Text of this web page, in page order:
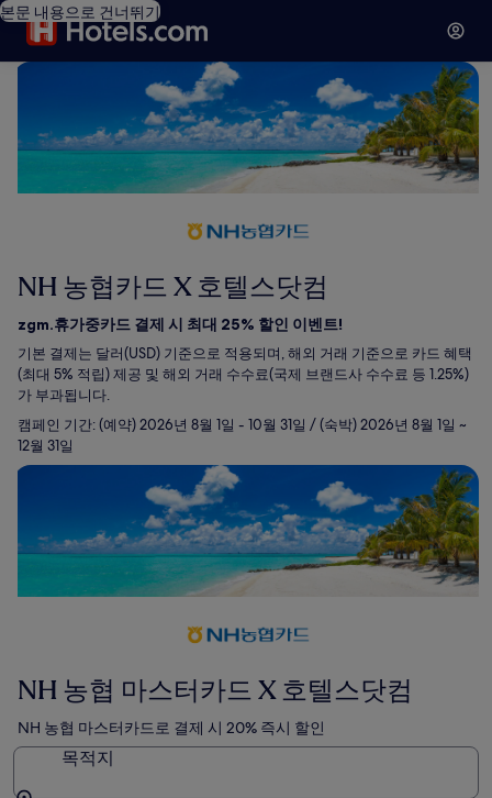
본문 내용으로 건너뛰기
NH 농협카드 X 호텔스닷컴
zgm.휴가중카드 결제 시 최대 25% 할인 이벤트!
기본 결제는 달러(USD) 기준으로 적용되며, 해외 거래 기준으로 카드 혜택
(최대 5% 적립) 제공 및 해외 거래 수수료(국제 브랜드사 수수료 등 1.25%)
가 부과됩니다.
캠페인 기간: (예약) 2026년 8월 1일 - 10월 31일 / (숙박) 2026년 8월 1일 ~
12월 31일
NH 농협 마스터카드 X 호텔스닷컴
NH 농협 마스터카드로 결제 시 20% 즉시 할인
목적지